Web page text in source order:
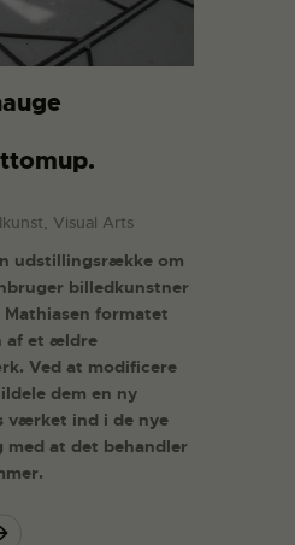
Visual Arts
udstillingsrække om
billedkunstner
Mathiasen formatet
af et ældre
Ved at modificere
dem en ny
værket ind i de nye
med at det behandler